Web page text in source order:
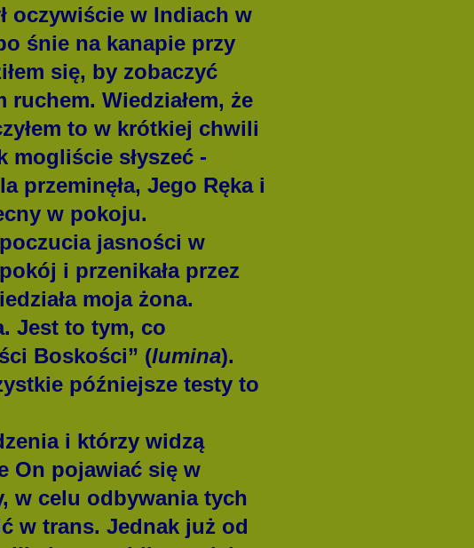
oczywiście w Indiach w
śnie na kanapie przy
się, by zobaczyć
ruchem. Wiedziałem, że
to w krótkiej chwili
mogliście słyszeć -
przeminęła, Jego Ręka i
w pokoju.
jasności w
i przenikała przez
moja żona.
Jest to tym, co
Boskości” (lumina).
późniejsze testy to
i którzy widzą
On pojawiać się w
w celu odbywania tych
w trans. Jednak już od